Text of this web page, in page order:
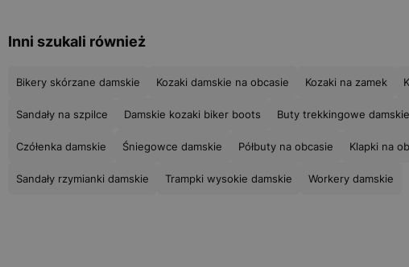
Inni szukali również
Bikery skórzane damskie Kozaki damskie na obcasie Kozaki na zamek
Sandały na szpilce Damskie kozaki biker boots Buty trekkingowe damskie
Czółenka damskie Śniegowce damskie Półbuty na obcasie Klapki na
Sandały rzymianki damskie Trampki wysokie damskie Workery damskie